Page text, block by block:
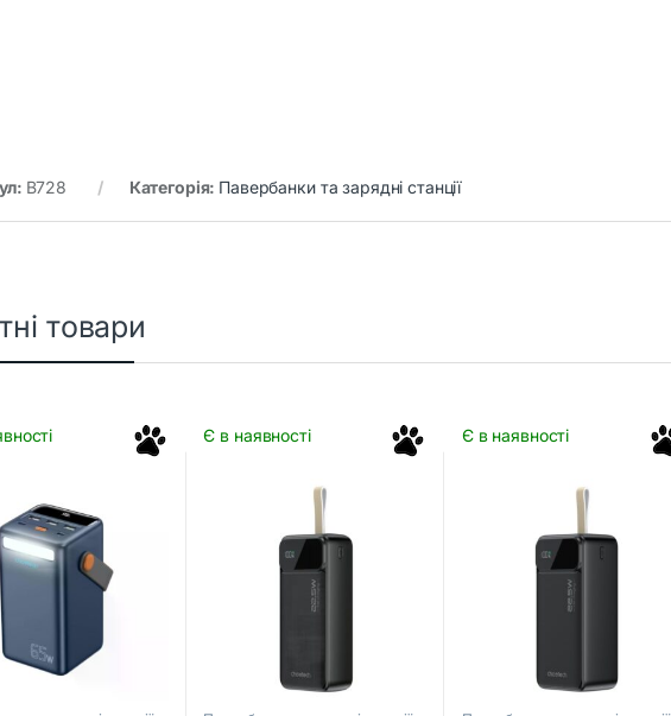
B728 Категорія: Павербанки та зарядні станції
товари
Є в наявності Є в наявності